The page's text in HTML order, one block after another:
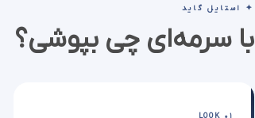
✦ استایل گاید
با سرمه‌ای چی بپوشی؟